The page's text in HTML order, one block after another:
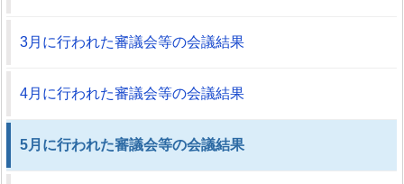
3月に行われた審議会等の会議結果
4月に行われた審議会等の会議結果
5月に行われた審議会等の会議結果